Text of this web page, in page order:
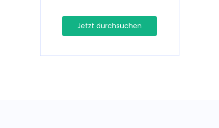
Jetzt durchsuchen